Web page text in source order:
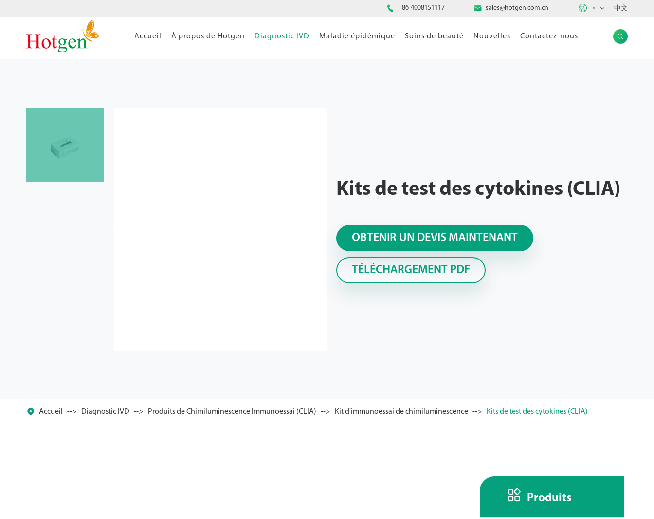
 +86-4008151117  sales@hotgen.com.cn  中文
Accueil À propos de Hotgen Diagnostic IVD Maladie épidémique Soins de beauté Nouvelles Contactez-nous 
Kits de test des cytokines (CLIA)
OBTENIR UN DEVIS MAINTENANT
TÉLÉCHARGEMENT PDF
 Accueil Diagnostic IVD Produits de Chimiluminescence Immunoessai (CLIA) Kit d'immunoessai de chimiluminescence Kits de test des cytokines (CLIA)
 Produits